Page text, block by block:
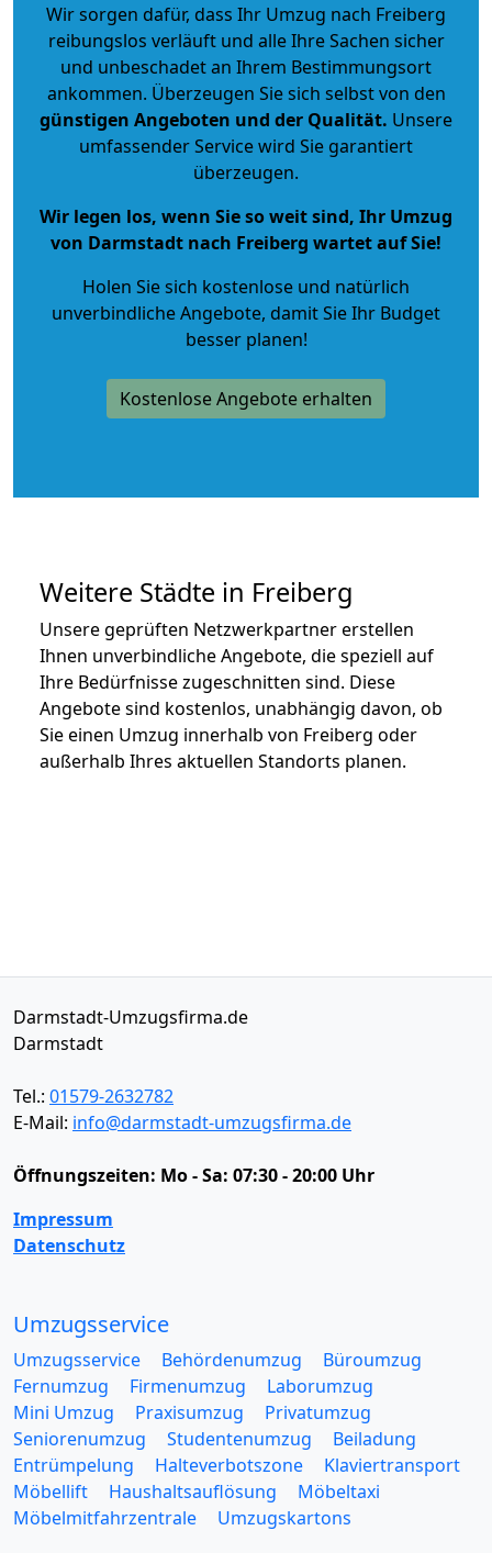
Wir sorgen dafür, dass Ihr Umzug nach Freiberg
reibungslos verläuft und alle Ihre Sachen sicher
und unbeschadet an Ihrem Bestimmungsort
ankommen. Überzeugen Sie sich selbst von den
günstigen Angeboten und der Qualität. Unsere
umfassender Service wird Sie garantiert
überzeugen.
Wir legen los, wenn Sie so weit sind, Ihr Umzug
von Darmstadt nach Freiberg wartet auf Sie!
Holen Sie sich kostenlose und natürlich
unverbindliche Angebote, damit Sie Ihr Budget
besser planen!
Kostenlose Angebote erhalten
Weitere Städte in Freiberg
Unsere geprüften Netzwerkpartner erstellen
Ihnen unverbindliche Angebote, die speziell auf
Ihre Bedürfnisse zugeschnitten sind. Diese
Angebote sind kostenlos, unabhängig davon, ob
Sie einen Umzug innerhalb von Freiberg oder
außerhalb Ihres aktuellen Standorts planen.
Darmstadt-Umzugsfirma.de
Darmstadt
Tel.: 01579-2632782
E-Mail: info@darmstadt-umzugsfirma.de
Öffnungszeiten: Mo - Sa: 07:30 - 20:00 Uhr
Impressum
Datenschutz
Umzugsservice
Umzugsservice Behördenumzug
Büroumzug
Fernumzug
Firmenumzug
Laborumzug
Mini Umzug
Praxisumzug
Privatumzug
Seniorenumzug
Studentenumzug
Beiladung
Entrümpelung
Halteverbotszone
Klaviertransport
Möbellift
Haushaltsauflösung
Möbeltaxi
Möbelmitfahrzentrale
Umzugskartons